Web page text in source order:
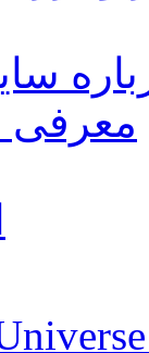
معرفی